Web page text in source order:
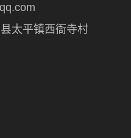
太平镇西衙寺村